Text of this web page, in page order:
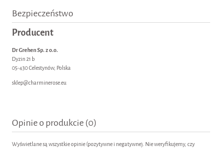
Bezpieczeństwo
Producent
Dr Grehen Sp. z o.o.
Dyzin 21 b
05-430 Celestynów, Polska
sklep@charminerose.eu
Opinie o produkcie (0)
Wyświetlane są wszystkie opinie (pozytywne i negatywne). Nie weryfikujemy, czy